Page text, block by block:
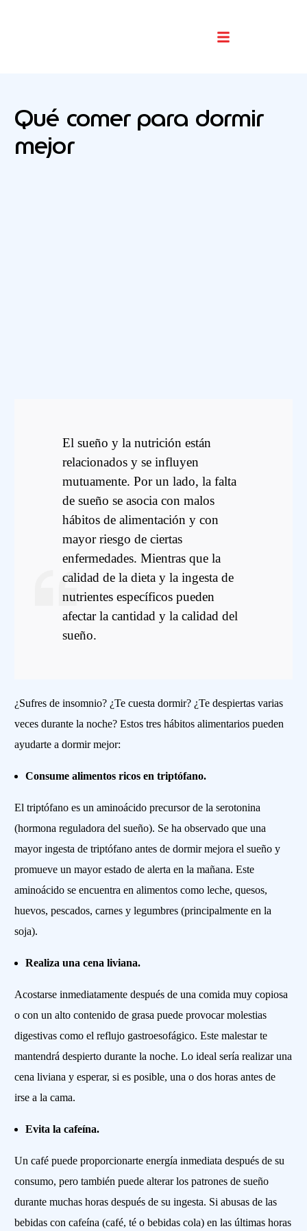
Qué comer para dormir
mejor
El sueño y la nutrición están
relacionados y se influyen
mutuamente. Por un lado, la falta
de sueño se asocia con malos
hábitos de alimentación y con
mayor riesgo de ciertas
enfermedades. Mientras que la
calidad de la dieta y la ingesta de
nutrientes específicos pueden
afectar la cantidad y la calidad del
sueño.
¿Sufres de insomnio? ¿Te cuesta dormir? ¿Te despiertas varias
veces durante la noche? Estos tres hábitos alimentarios pueden
ayudarte a dormir mejor:
Consume alimentos ricos en triptófano.
El triptófano es un aminoácido precursor de la serotonina
(hormona reguladora del sueño). Se ha observado que una
mayor ingesta de triptófano antes de dormir mejora el sueño y
promueve un mayor estado de alerta en la mañana. Este
aminoácido se encuentra en alimentos como leche, quesos,
huevos, pescados, carnes y legumbres (principalmente en la
soja).
Realiza una cena liviana.
Acostarse inmediatamente después de una comida muy copiosa
o con un alto contenido de grasa puede provocar molestias
digestivas como el reflujo gastroesofágico. Este malestar te
mantendrá despierto durante la noche. Lo ideal sería realizar una
cena liviana y esperar, si es posible, una o dos horas antes de
irse a la cama.
Evita la cafeína.
Un café puede proporcionarte energía inmediata después de su
consumo, pero también puede alterar los patrones de sueño
durante muchas horas después de su ingesta. Si abusas de las
bebidas con cafeína (café, té o bebidas cola) en las últimas horas